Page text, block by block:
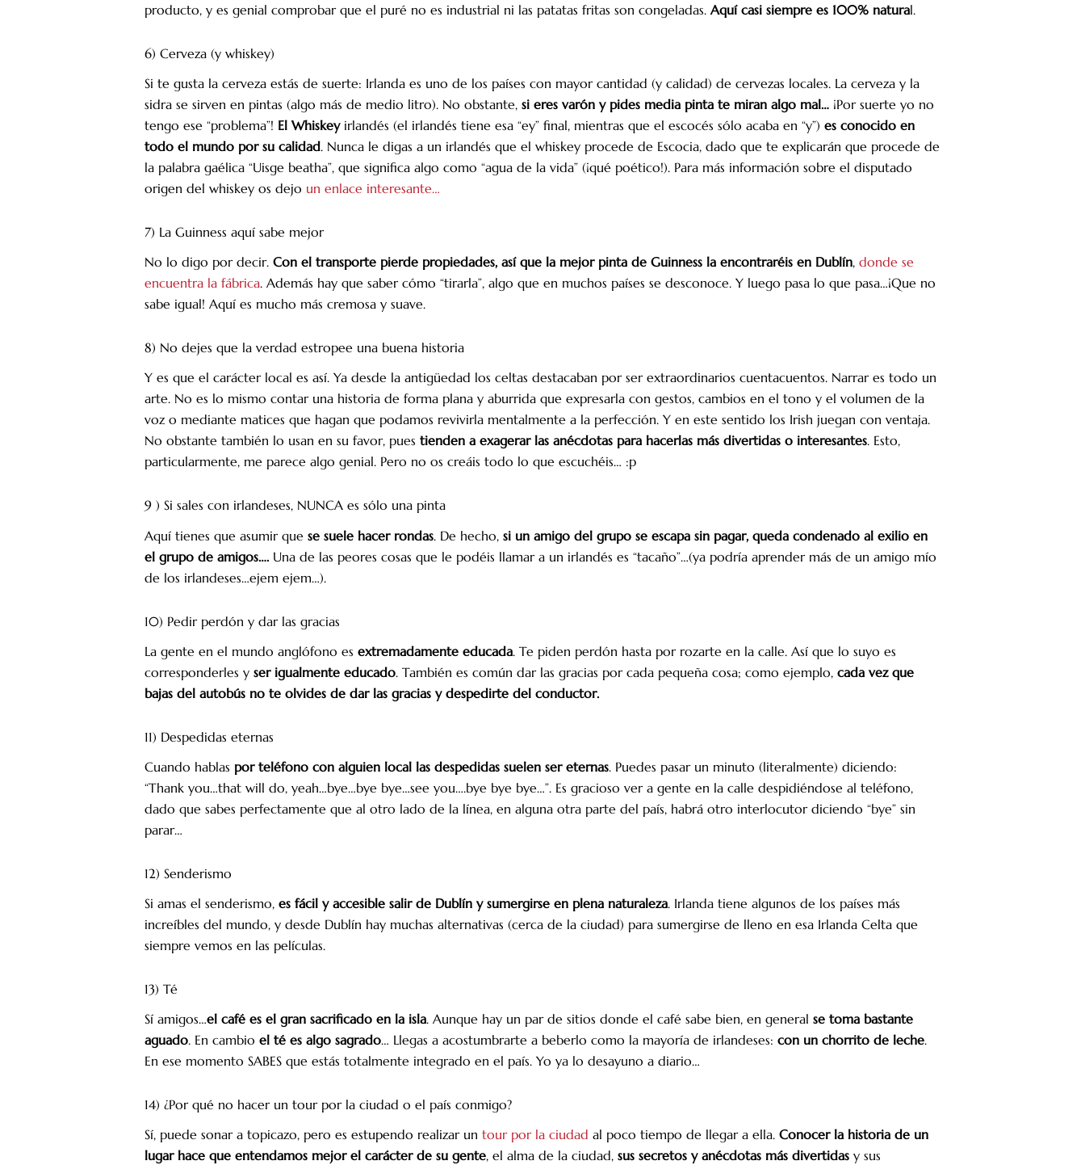
producto, y es genial comprobar que el puré no es industrial ni las patatas fritas son congeladas.Aquí casi siempre es 100% natural.
6) Cerveza (y whiskey)
Si te gusta la cerveza estás de suerte: Irlanda es uno de los países con mayor cantidad (y calidad) de cervezas locales. La cerveza y la
sidra se sirven en pintas (algo más de medio litro). No obstante,si eres varón y pides media pinta te miran algo mal… ¡Por suerte yo no
tengo ese “problema”! El Whiskeyirlandés (el irlandés tiene esa “ey” final, mientras que el escocés sólo acaba en “y”)es conocido en
todo el mundo por su calidad. Nunca le digas a un irlandés que el whiskey procede de Escocia, dado que te explicarán que procede de
la palabra gaélica “Uisge beatha”, que significa algo como “agua de la vida” (¡qué poético!). Para más información sobre el disputado
origen del whiskey os dejo un enlace interesante…
7) La Guinness aquí sabe mejor
No lo digo por decir.Con el transporte pierde propiedades, así que la mejor pinta de Guinness la encontraréis en Dublín,donde se
encuentra la fábrica. Además hay que saber cómo “tirarla”, algo que en muchos países se desconoce. Y luego pasa lo que pasa…¡Que no
sabe igual! Aquí es mucho más cremosa y suave.
8) No dejes que la verdad estropee una buena historia
Y es que el carácter local es así. Ya desde la antigüedad los celtas destacaban por ser extraordinarios cuentacuentos. Narrar es todo un
arte. No es lo mismo contar una historia de forma plana y aburrida que expresarla con gestos, cambios en el tono y el volumen de la
voz o mediante matices que hagan que podamos revivirla mentalmente a la perfección. Y en este sentido los Irish juegan con ventaja.
No obstante también lo usan en su favor, pues tienden a exagerar las anécdotas para hacerlas más divertidas o interesantes. Esto,
particularmente, me parece algo genial. Pero no os creáis todo lo que escuchéis… :p
9 ) Si sales con irlandeses, NUNCA es sólo una pinta
Aquí tienes que asumir quese suele hacer rondas. De hecho,si un amigo del grupo se escapa sin pagar, queda condenado al exilio en
el grupo de amigos…. Una de las peores cosas que le podéis llamar a un irlandés es “tacaño”…(ya podría aprender más de un amigo mío
de los irlandeses…ejem ejem…).
10) Pedir perdón y dar las gracias
La gente en el mundo anglófono esextremadamente educada. Te piden perdón hasta por rozarte en la calle. Así que lo suyo es
corresponderles yser igualmente educado. También es común dar las gracias por cada pequeña cosa; como ejemplo,cada vez que
bajas del autobús no te olvides de dar las gracias y despedirte del conductor.
11) Despedidas eternas
Cuando hablas por teléfono con alguien local las despedidas suelen ser eternas. Puedes pasar un minuto (literalmente) diciendo:
“Thank you…that will do, yeah…bye…bye bye…see you….bye bye bye…”. Es gracioso ver a gente en la calle despidiéndose al teléfono,
dado que sabes perfectamente que al otro lado de la línea, en alguna otra parte del país, habrá otro interlocutor diciendo “bye” sin
parar…
12) Senderismo
Si amas el senderismo,es fácil y accesible salir de Dublín y sumergirse en plena naturaleza. Irlanda tiene algunos de los países más
increíbles del mundo, y desde Dublín hay muchas alternativas (cerca de la ciudad) para sumergirse de lleno en esa Irlanda Celta que
siempre vemos en las películas.
13) Té
Sí amigos…el café es el gran sacrificado en la isla. Aunque hay un par de sitios donde el café sabe bien, en generalse toma bastante
aguado. En cambioel té es algo sagrado… Llegas a acostumbrarte a beberlo como la mayoría de irlandeses:con un chorrito de leche.
En ese momento SABES que estás totalmente integrado en el país. Yo ya lo desayuno a diario…
14) ¿Por qué no hacer un tour por la ciudad o el país conmigo?
Sí, puede sonar a topicazo, pero es estupendo realizar untour por la ciudad al poco tiempo de llegar a ella.Conocer la historia de un
lugar hace que entendamos mejor el carácter de su gente, el alma de la ciudad,sus secretos y anécdotas más divertidas y sus